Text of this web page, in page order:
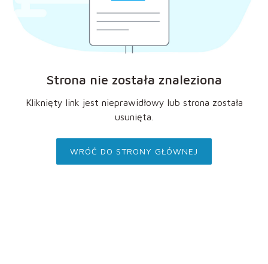
Strona nie została znaleziona
Kliknięty link jest nieprawidłowy lub strona została
usunięta.
WRÓĆ DO STRONY GŁÓWNEJ